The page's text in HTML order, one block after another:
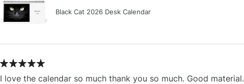
Black Cat 2026 Desk Calendar
I love the calendar so much thank you so much. Good material.